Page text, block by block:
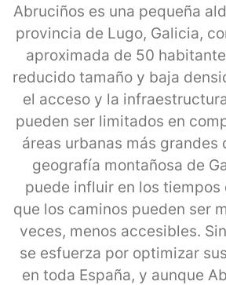
Abruciños es una pequeña
provincia de Lugo, Galicia,
aproximada de 50
reducido tamaño y baja
el acceso y la
pueden ser limitados en
áreas urbanas más grandes
geografía montañosa de
puede influir en los tiempos
que los caminos pueden ser
veces, menos accesibles.
se esfuerza por optimizar
en toda España, y aunque